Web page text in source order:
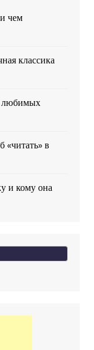
чем
классика
любимых
в
и кому она